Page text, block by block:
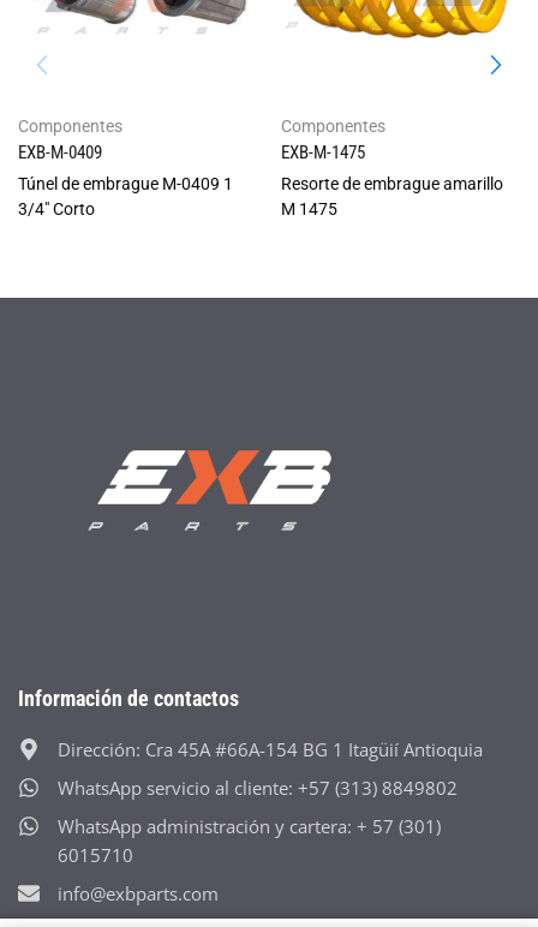
Componentes
EXB-M-0409
Túnel de embrague M-0409 1
3/4" Corto
Componentes
EXB-M-1475
Resorte de embrague amarillo
M 1475
Información de contactos
Dirección: Cra 45A #66A-154 BG 1 Itagüií Antioquia
WhatsApp servicio al cliente: +57 (313) 8849802
WhatsApp administración y cartera: + 57 (301)
6015710
info@exbparts.com